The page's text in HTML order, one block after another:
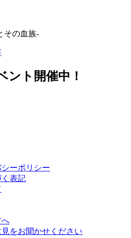
その血族-
ント開催中！
ーポリシー
表記
へ
をお聞かせください